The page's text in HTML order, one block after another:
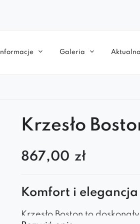
Informacje Galeria
Krzesło
867,00 zł
Komfort i
Krzesło Boston to